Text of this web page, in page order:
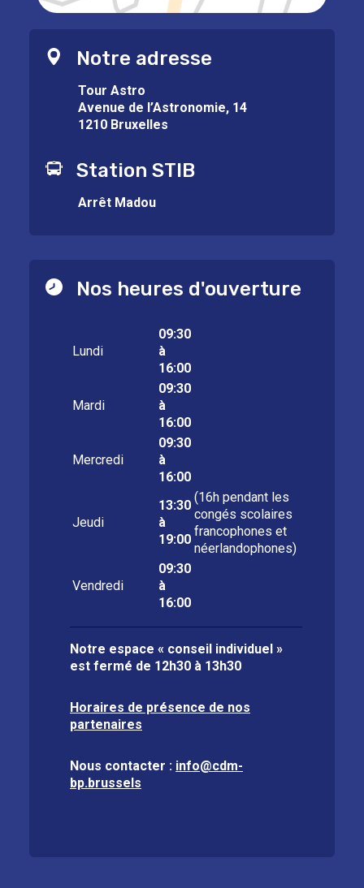
Notre adresse
Tour Astro
Avenue de l’Astronomie, 14
1210 Bruxelles
Station STIB
Arrêt Madou
Nos heures d'ouverture
Lundi
09:30
à
16:00
Mardi
09:30
à
16:00
Mercredi
09:30
à
16:00
Jeudi
13:30
à
19:00
(16h pendant les
congés scolaires
francophones et
néerlandophones)
Vendredi
09:30
à
16:00
Notre espace « conseil individuel »
est fermé de 12h30 à 13h30
Horaires de présence de nos
partenaires
Nous contacter : info@cdm-
bp.brussels